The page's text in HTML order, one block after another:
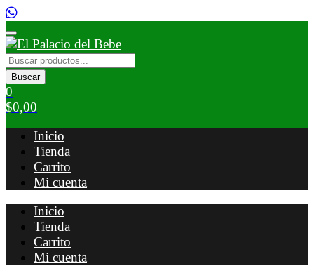
Buscar
0
$0,00
Inicio
Tienda
Carrito
Mi cuenta
Inicio
Tienda
Carrito
Mi cuenta